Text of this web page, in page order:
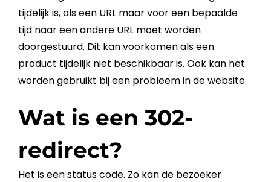
tijdelijk is, als een URLmaar voor een bepaalde
tijd naar een andere URLmoet worden
doorgestuurd. Dit kan voorkomen als een
product tijdelijk niet beschikbaar is. Ook kan het
worden gebruikt bij een probleem in dewebsite.
Wat is een 302-
redirect?
Het is een status code. Zo kan de bezoeker